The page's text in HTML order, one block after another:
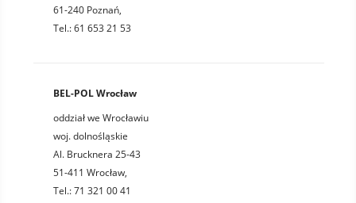
61-240 Poznań,
Tel.: 61 653 21 53
BEL-POL Wrocław
oddział we Wrocławiu
woj. dolnośląskie
Al. Brucknera 25-43
51-411 Wrocław,
Tel.: 71 321 00 41